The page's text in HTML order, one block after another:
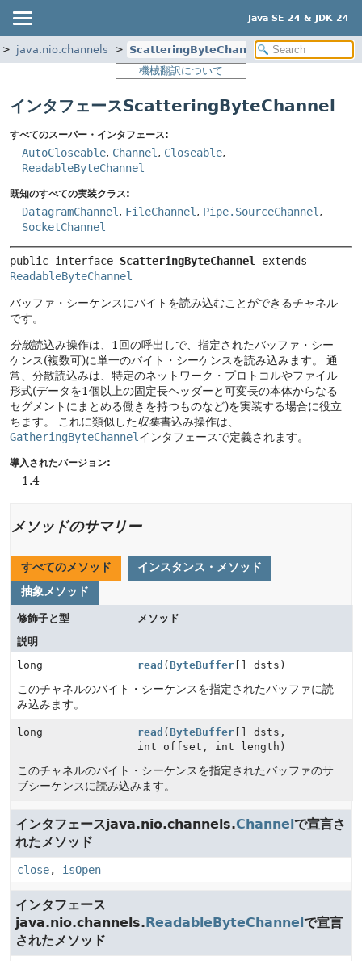
Java SE 24 & JDK 24
java.nio.channels
ScatteringByteChannel
機械翻訳について
インタフェースScatteringByteChannel
すべてのスーパー・インタフェース:
AutoCloseable, Channel , Closeable,
ReadableByteChannel
既知のすべての実装クラス:
DatagramChannel , FileChannel , Pipe.SourceChannel ,
SocketChannel
public interface ScatteringByteChannel
ReadableByteChannel
バッファ・シーケンスにバイトを読み込むことができるチャネル
です。
分散読込み操作は、1回の呼出しで、指定されたバッファ・シー
ケンス(複数可)に単一のバイト・シーケンスを読み込みます。
通
常、分散読込みは、特定のネットワーク・プロトコルやファイル
形式(データを1個以上の固定長ヘッダーと可変長の本体からなる
セグメントにまとめる働きを持つものなど)を実装する場合に役立
ちます。
これに類似した収集書込み操作は、
GatheringByteChannel インタフェースで定義されます。
導入されたバージョン:
1.4
メソッドのサマリー
すべてのメソッド
インスタンス・メソッド
抽象メソッド
修飾子と型
メソッド
説明
long
read ( ByteBuffer[] dsts)
このチャネルのバイト・シーケンスを指定されたバッファに読
み込みます。
long read ( ByteBuffer[] dsts,
int offset, int length)
このチャネルのバイト・シーケンスを指定されたバッファのサ
ブシーケンスに読み込みます。
インタフェースjava.nio.channels.Channelで宣言さ
れたメソッド
close, isOpen
インタフェース
java.nio.channels.ReadableByteChannelで宣言
されたメソッド